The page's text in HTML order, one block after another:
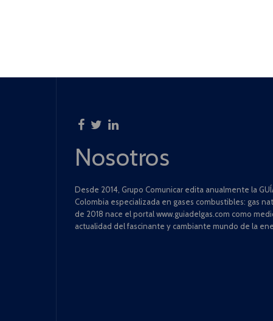
Nosotros
Desde 2014, Grupo Comunicar edita anualmente la
Colombia especializada en gases combustibles: gas
de 2018 nace el portal www.guiadelgas.com como
actualidad del fascinante y cambiante mundo de la